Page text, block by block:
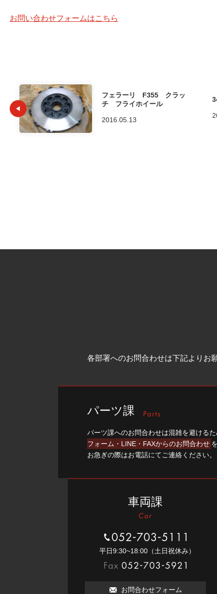
お問い合わせフォームはこちら
フェラーリ F355 クラッ
チ フライホイール
2016.05.13
各部署へのお問合わせは下記よりお
パーツ課
パーツ課へのお問合わせは混雑を避ける
フォーム・LINE・FAXからのお問合わせ
お急ぎの際はお電話にてご連絡ください。
車両課
052-703-5111
平⽇9:30~18:00（⼟⽇祝休み）
お問合わせフォーム